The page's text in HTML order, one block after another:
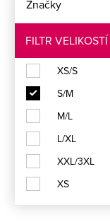
Značky
FILTR VELIKOSTÍ
XS/S
S/M
M/L
L/XL
XXL/3XL
XS